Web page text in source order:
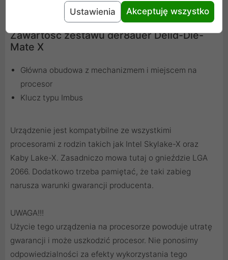
Zawartość zestawu der8auer Delid-Die-
Mate X
Główna obudowa z mechanizmem i miejscem na
procesor
Klucz typu Imbus
Urządzenie jest kompatybilne ze wszystkimi
procesorami z rodzin takich jak Intel Skylake-X oraz
Kaby Lake-X. Zasadniczo mowa tutaj o gnieździe LGA
2066. Dodatkowo trzeba pamiętać, że taki zabieg
narusza warunki gwarancji producenta.
UWAGA!!!
Użycie tego urządzenia na procesorze powoduje utratę
gwarancji i może uszkodzić procesor. Nie ponosimy
odpowiedzialności za efekty wykorzystania tego
Ustawienia Akceptuję wszystko